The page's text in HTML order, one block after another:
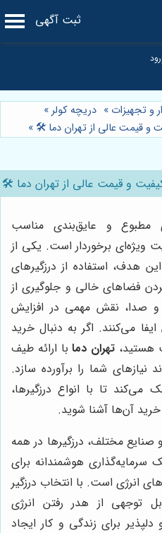
ثبت آگهی
و تجهیزات » دریچه کولر»
و قیمت عالی از تهران دما 🛠️»
و قیمت عالی از تهران دما 🛠️
مطبوع و عایق‌بندی مناسب
ویژه‌ای برخوردار است. یکی از
هدف، استفاده از درزگیرهای
فضاهای خالی و جلوگیری از
و صدا، نقش مهمی در افزایش
می‌کنند. اگر به دنبال خرید
هستید، تهران دمابا ارائه طیف
نیازهای شما را برآورده سازد.
تا با انواع درزگیرها،
آن‌ها آشنا شوید.
صنایع مختلف، درزگیرها در همه
سرمایه‌گذاری هوشمندانه برای
انرژی است. با انتخاب درزگیر
توجهی از هدر رفتن انرژی
برای زندگی و کار ایجاد